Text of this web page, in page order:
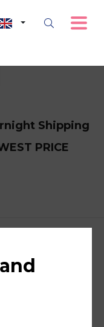
Shipping
PRICE